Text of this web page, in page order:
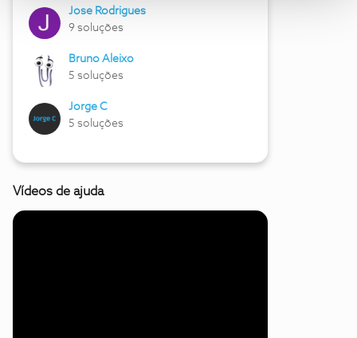
Jose Rodrigues
9 soluções
Bruno Aleixo
5 soluções
Jorge C
5 soluções
Vídeos de ajuda